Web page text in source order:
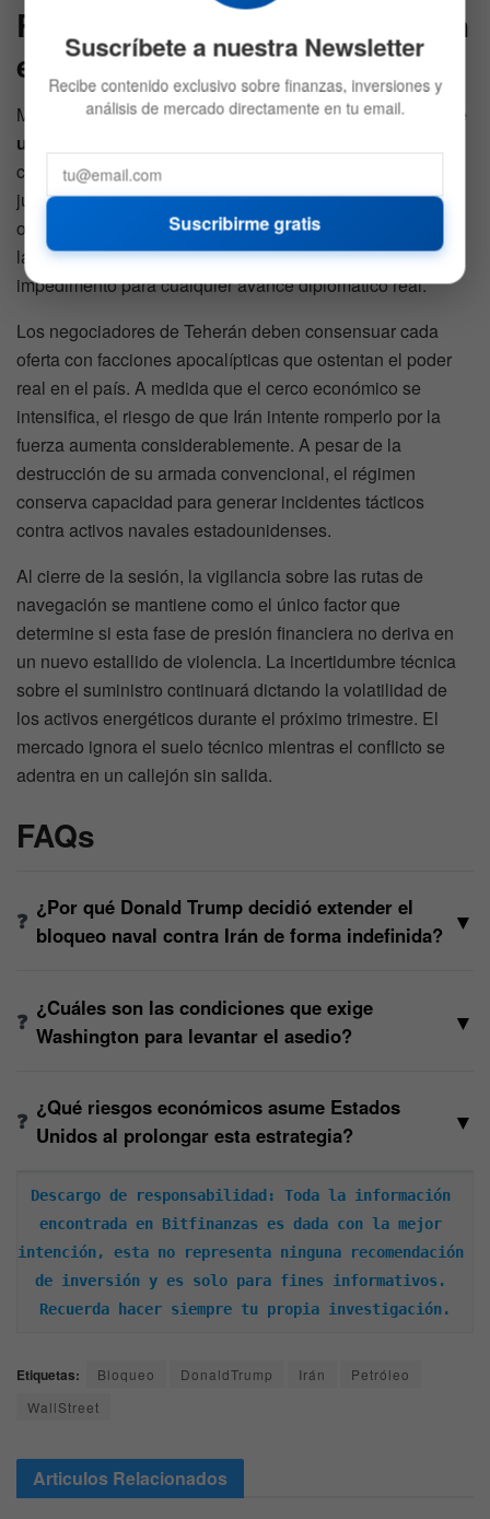
Riesgos de escalada militar en
el Golfo
Mediadores regionales mantienen elescepticismo sobre
un avance inminente en el diálogo
consultas. Ambas partes parecen creer que el tiempo
juega a su favor, lo que perpetúa un estado de parálisis
operativa. El secretario de Estado, Marco Rubio, identificó
la lucha de poder interna en Irán como el principal
impedimento para cualquier avance diplomático real.
Los negociadores de Teherán deben consensuar cada
oferta con facciones apocalípticas que ostentan el poder
real en el país. A medida que el cerco económico se
intensifica, el riesgo de que Irán intente romperlo por la
fuerza aumenta considerablemente. A pesar de la
destrucción de su armada convencional, el régimen
conserva capacidad para generar incidentes tácticos
contra activos navales estadounidenses.
Al cierre de la sesión, la vigilancia sobre las rutas de
navegación se mantiene como el único factor que
determine si esta fase de presión financiera no deriva en
un nuevo estallido de violencia. La incertidumbre técnica
sobre el suministro continuará dictando la volatilidad de
los activos energéticos durante el próximo trimestre. El
mercado ignora el suelo técnico mientras el conflicto se
adentra en un callejón sin salida.
FAQs
¿Por qué Donald Trump decidió extender el
bloqueo naval contra Irán de forma indefinida? ▼
¿Cuáles son las condiciones que exige
Washington para levantar el asedio?
▼
¿Qué riesgos económicos asume Estados
Unidos al prolongar esta estrategia?
▼
Descargo de responsabilidad: Toda la información
encontrada en Bitfinanzas es dada con la mejor
intención, esta no representa ninguna recomendación
de inversión y es solo para fines informativos.
Recuerda hacer siempre tu propia investigación.
Etiquetas: Bloqueo DonaldTrump Irán
Petróleo
WallStreet
Articulos Relacionados
Suscríbete a nuestra Newsletter
Recibe contenido exclusivo sobre finanzas, inversiones y
análisis de mercado directamente en tu email.
Suscribirme gratis